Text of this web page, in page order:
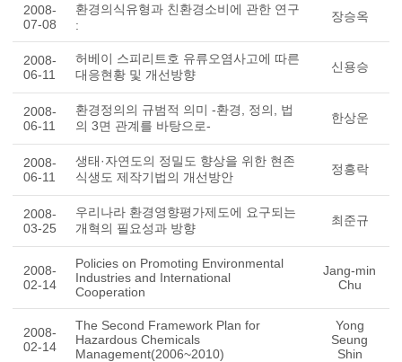
2008-
07-08
환경의식유형과 친환경소비에 관한 연구
:
장승옥
2008-
06-11
허베이 스피리트호 유류오염사고에 따른
대응현황 및 개선방향
신용승
2008-
06-11
환경정의의 규범적 의미 -환경, 정의, 법
의 3면 관계를 바탕으로-
한상운
2008-
06-11
생태·자연도의 정밀도 향상을 위한 현존
식생도 제작기법의 개선방안
정흥락
2008-
03-25
우리나라 환경영향평가제도에 요구되는
개혁의 필요성과 방향
최준규
2008-
02-14
Policies on Promoting Environmental
Industries and International
Cooperation
Jang-min
Chu
2008-
02-14
The Second Framework Plan for
Hazardous Chemicals
Management(2006~2010)
Yong
Seung
Shin